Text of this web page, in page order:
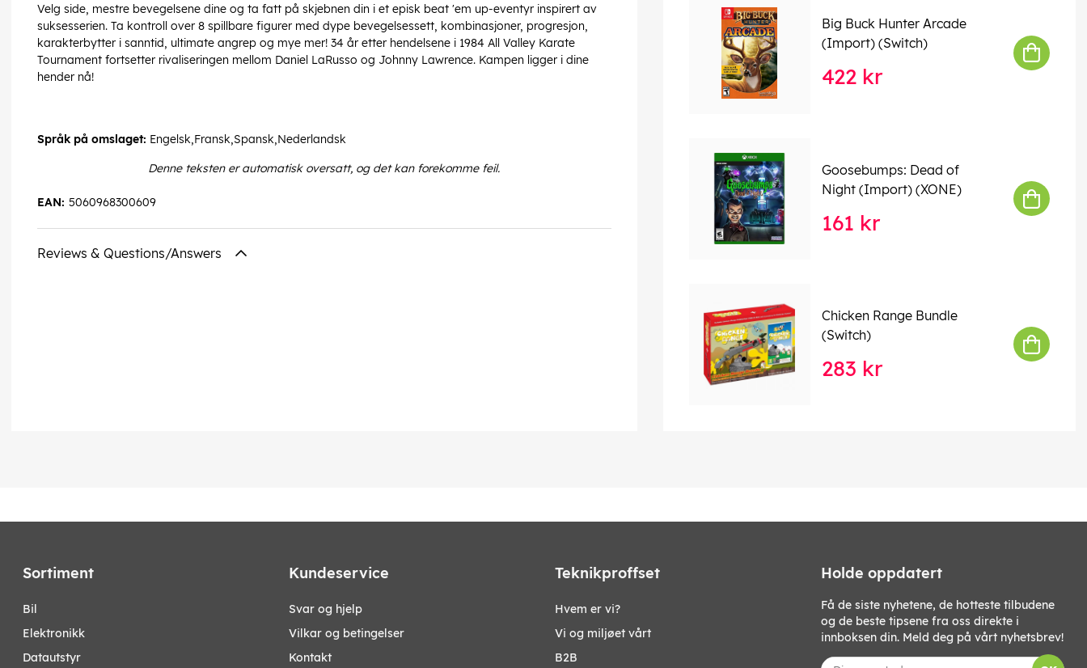
Velg side, mestre bevegelsene dine og ta fatt på skjebnen din i et episk beat 'em up-eventyr inspirert av
suksesserien. Ta kontroll over 8 spillbare figurer med dype bevegelsessett, kombinasjoner, progresjon,
karakterbytter i sanntid, ultimate angrep og mye mer! 34 år etter hendelsene i 1984 All Valley Karate
Tournament fortsetter rivaliseringen mellom Daniel LaRusso og Johnny Lawrence. Kampen ligger i dine
hender nå!
Språk på omslaget: Engelsk,Fransk,Spansk,Nederlandsk
Denne teksten er automatisk oversatt, og det kan forekomme feil.
5060968300609
EAN:
Reviews & Questions/Answers
Big Buck Hunter Arcade
(Import) (Switch)
422 kr
Goosebumps: Dead of
Night (Import) (XONE)
161 kr
Chicken Range Bundle
(Switch)
283 kr
Sortiment
bil
elektronikk
datautstyr
Kundeservice
Svar og hjelp
Vilkar og betingelser
Kontakt
Teknikproffset
Hvem er vi?
Vi og miljøet vårt
B2B
Holde oppdatert
Få de siste nyhetene, de hotteste tilbudene
og de beste tipsene fra oss direkte i
innboksen din. Meld deg på vårt nyhetsbrev!